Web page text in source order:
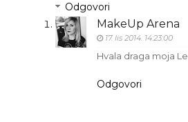
Odgovori
MakeUp Arena
17. lis 2014. 14:23:00
Hvala draga moja
Odgovori